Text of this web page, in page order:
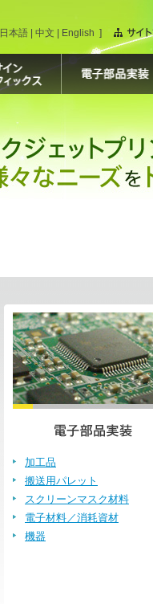
日本語 中文 English ]
加工品
搬送用パレット
スクリーンマスク材料
電子材料／消耗資材
機器